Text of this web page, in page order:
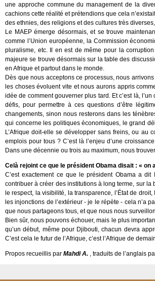
une approche commune du management de la
cachions cette réalité et prétendions que cela
des ethnies, des religions et des cultures très
Le MAEP émerge désormais, et se trouve
comme l’Union européenne, la Commission
pluralisme, etc. Il en est de même pour la
majeure se trouve désormais sur la table des
en Afrique et partout dans le monde.
Dès que nous acceptons ce processus, nous
les choses évoluent vite et nous aurons appris
idée de comment gouverner plus tard. Et c’est là,
défis, pour permettre à ces questions d’être
changements, sinon nous resterons dans les
qui concerne les politiques économiques, le grand
L’Afrique doit-elle se développer sans freins, ou au
emplois pour tous ? C’est là l’enjeu d’une
Dans une décennie ou trois au maximum, nous
Celà rejoint ce que le président Obama disait : « on
C’est exactement ce que le président Obama a
contribuer à créer des institutions à long terme, sur
le respect, la visibilité, la transparence, l’État de
les injonctions de l’extérieur - je le répète - cela n’a
que nous partageons tous, et que nous nous
Bien sûr, nous pouvons échouer, mais le plus
qu’un début, même pour Djibouti, chacun devra
C’est cela le futur de l’Afrique, c’est l’Afrique de
Propos recueillis par Mahdi A. , traduits de l’anglais